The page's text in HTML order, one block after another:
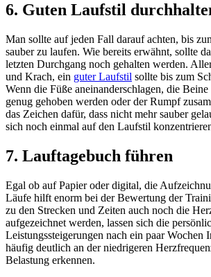
6. Guten Laufstil
Man sollte auf jeden Fall darauf achten, bis
sauber zu laufen. Wie bereits erwähnt, sollte
letzten Durchgang noch gehalten werden.
und Krach, ein guter Laufstil sollte bis zum
Wenn die Füße aneinanderschlagen, die
genug gehoben werden oder der Rumpf
das Zeichen dafür, dass nicht mehr sauber
sich noch einmal auf den Laufstil
7. Lauftagebuch führen
Egal ob auf Papier oder digital, die
Läufe hilft enorm bei der Bewertung der
zu den Strecken und Zeiten auch noch die
aufgezeichnet werden, lassen sich die
Leistungssteigerungen nach ein paar Wochen
häufig deutlich an der niedrigeren
Belastung erkennen.